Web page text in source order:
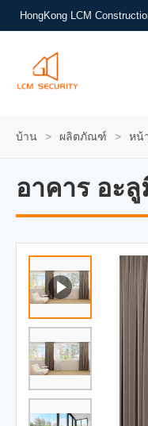
HongKong LCM
บ้าน > ผลิตภัณฑ์ > หน้
อาคาร อะ
อาคาร อะ